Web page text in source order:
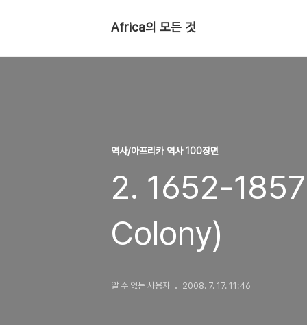
Africa의 모든 것
역사/아프리카 역사 100장면
2. 1652-1857
Colony)
알 수 없는 사용자 2008. 7. 17. 11:46